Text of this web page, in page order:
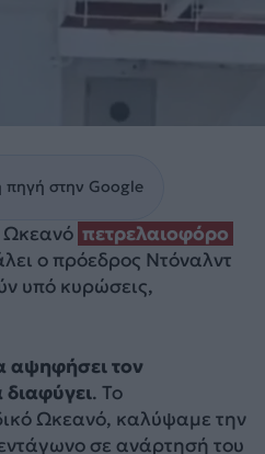
πηγή στην Google
Ωκεανό πετρελαιοφόρο
ο πρόεδρος Ντόναλντ
υπό κυρώσεις,
αψηφήσει τον
. Το
Ωκεανό, καλύψαμε την
σε ανάρτησή του